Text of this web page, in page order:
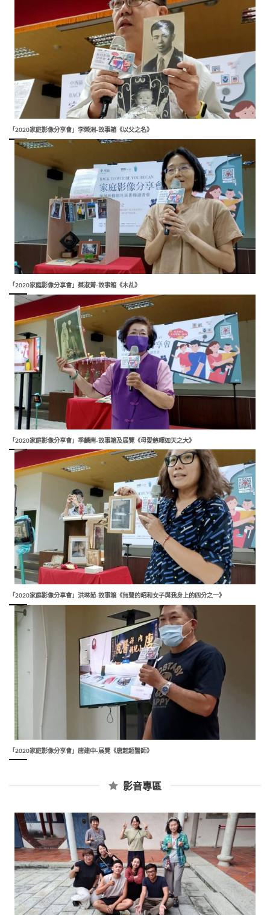
「2020家庭影像分享會」李榮洲-故事箱《以父之名》
「2020家庭影像分享會」蔡淑菁-故事箱《木乩》
「2020家庭影像分享會」季麟南-故事箱及展覽《母愛慈暉如天之大》
「2020家庭影像分享會」洪琳茹-故事箱《無聲的昭和女子與我身上的四分之一》
「2020家庭影像分享會」唐建中-展覽《唐起超醫師》
影音專區